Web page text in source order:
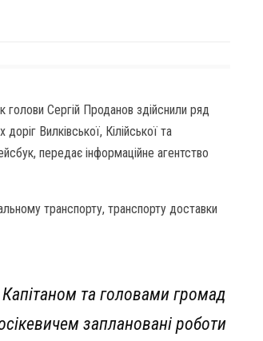
Сергій Проданов здійснили ряд
Вилківської, Кілійської та
передає інформаційне агентство
транспорту, транспорту доставки
та головами громад
заплановані роботи